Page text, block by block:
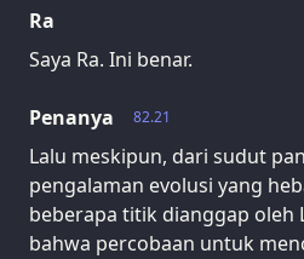
Ra
Saya Ra. Ini benar.
82.21
Penanya
Lalu meskipun, dari sudut
pengalaman evolusi yang
beberapa titik dianggap oleh
bahwa percobaan untuk